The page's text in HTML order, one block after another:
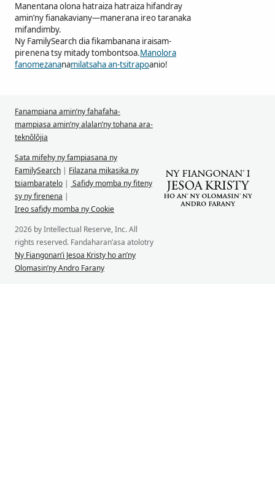
Manentana olona hatraiza hatraiza hifandray
amin’ny fianakaviany—manerana ireo taranaka
mifandimby.
Ny FamilySearch dia fikambanana iraisam-
pirenena tsy mitady tombontsoa.Manolora
fanomezananamilatsaha an-tsitrapoanio!
Fanampiana amin’ny fahafaha-
mampiasa amin’ny alalan’ny tohana ara-
teknôlôjia
Sata mifehy ny fampiasana ny
FamilySearch | Filazana mikasika ny
tsiambaratelo | Safidy momba ny fiteny
sy ny firenena |
Ireo safidy momba ny Cookie
2026 by Intellectual Reserve, Inc. All
rights reserved. Fandaharan’asa atolotry
Ny Fiangonan’i Jesoa Kristy ho an’ny
Olomasin’ny Andro Farany